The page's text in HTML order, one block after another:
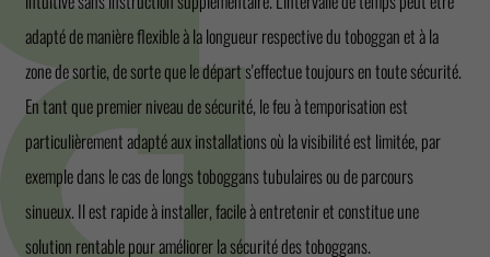
adapté de manière flexible à la longueur respective du toboggan et à la
zone de sortie, de sorte que le départ s'effectue toujours en toute sécurité.
En tant que premier niveau de sécurité, le feu à temporisation est
particulièrement adapté aux installations où la visibilité est limitée, par
exemple dans le cas de longs toboggans tubulaires ou de parcours
sinueux. Il est rapide à installer, facile à entretenir et constitue une
solution rentable pour améliorer la sécurité des toboggans.